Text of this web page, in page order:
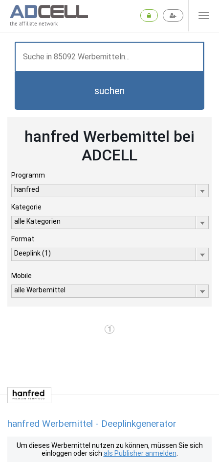
the affiliate network
suchen
hanfred Werbemittel bei
ADCELL
Programm
hanfred
Kategorie
alle Kategorien
Format
Deeplink (1)
Mobile
alle Werbemittel
1
hanfred Werbemittel - Deeplinkgenerator
Um dieses Werbemittel nutzen zu können, müssen Sie sich
einloggen oder sich als Publisher anmelden